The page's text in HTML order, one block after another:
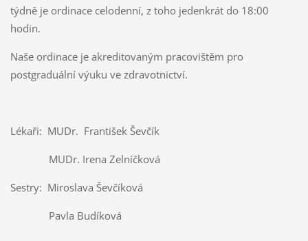
týdně je ordinace celodenní, z toho jedenkrát do 18:00
hodin.
Naše ordinace je akreditovaným pracovištěm pro
postgraduální výuku ve zdravotnictví.
Lékaři: MUDr. František Ševčík
MUDr. Irena Zelníčková
Sestry: Miroslava Ševčíková
Pavla Budíková